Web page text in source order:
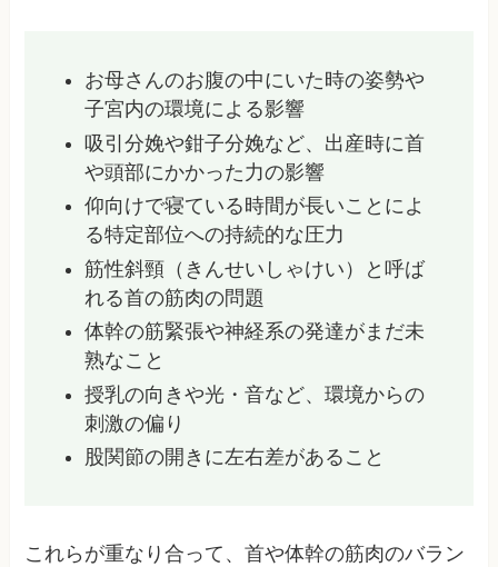
お母さんのお腹の中にいた時の姿勢や
子宮内の環境による影響
吸引分娩や鉗子分娩など、出産時に首
や頭部にかかった力の影響
仰向けで寝ている時間が長いことによ
る特定部位への持続的な圧力
筋性斜頸（きんせいしゃけい）と呼ば
れる首の筋肉の問題
体幹の筋緊張や神経系の発達がまだ未
熟なこと
授乳の向きや光・音など、環境からの
刺激の偏り
股関節の開きに左右差があること
これらが重なり合って、首や体幹の筋肉のバラン